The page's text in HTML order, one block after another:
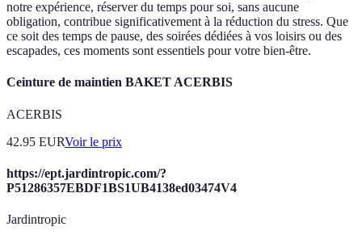
notre expérience, réserver du temps pour soi, sans aucune
obligation, contribue significativement à la réduction du stress. Que
ce soit des temps de pause, des soirées dédiées à vos loisirs ou des
escapades, ces moments sont essentiels pour votre bien-être.
Ceinture de maintien BAKET ACERBIS
ACERBIS
42.95 EURVoir le prix
https://ept.jardintropic.com/?
P51286357EBDF1BS1UB4138ed03474V4
Jardintropic